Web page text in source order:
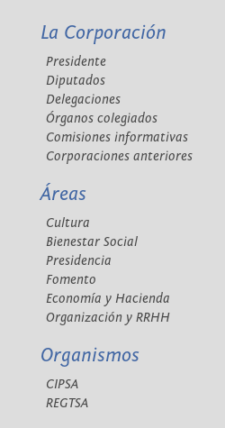
La Corporación
Presidente
Diputados
Delegaciones
Órganos colegiados
Comisiones informativas
Corporaciones anteriores
Áreas
Cultura
Bienestar Social
Presidencia
Fomento
Economía y Hacienda
Organización y RRHH
Organismos
CIPSA
REGTSA